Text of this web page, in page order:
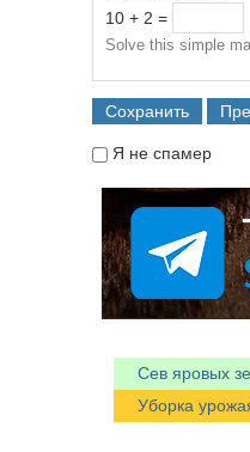
10 + 2 =
Solve this simple
Я не спамер
Сев яровых
Уборка урожая